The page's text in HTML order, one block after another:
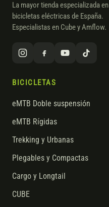
La mayor tienda especializada en
bicicletas eléctricas de España.
Especialistas en Cube y Amflow.
BICICLETAS
eMTB Doble suspensión
eMTB Rígidas
Trekking y Urbanas
Plegables y Compactas
Cargo y Longtail
CUBE